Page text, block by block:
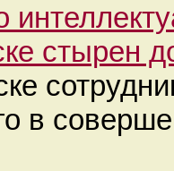
стырен
в